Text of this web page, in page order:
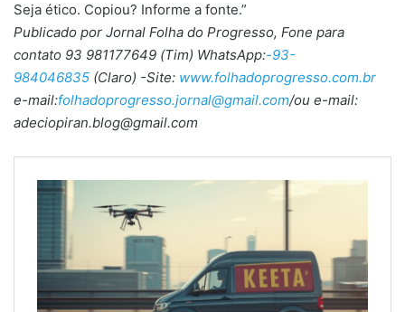
Seja ético. Copiou? Informe a fonte.”
Publicado por Jornal Folha do Progresso, Fone para
contato 93 981177649 (Tim) WhatsApp:-93-
984046835 (Claro) -Site: www.folhadoprogresso.com.br
e-mail:folhadoprogresso.jornal@gmail.com/ou e-mail:
adeciopiran.blog@gmail.com